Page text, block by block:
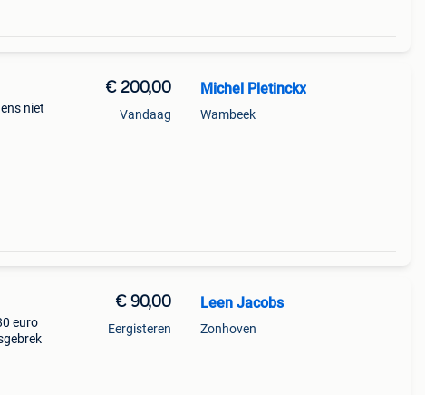
niet
€ 200,00
Vandaag
Michel Pletinckx
Wambeek
euro
€ 90,00
Eergisteren
Leen Jacobs
Zonhoven